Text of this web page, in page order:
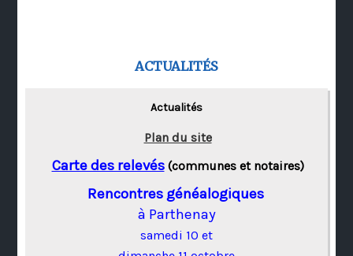
ACTUALITÉS
Actualités
Plan du site
Carte des relevés(communes et notaires)
Rencontres généalogiques
à Parthenay
samedi 10 et